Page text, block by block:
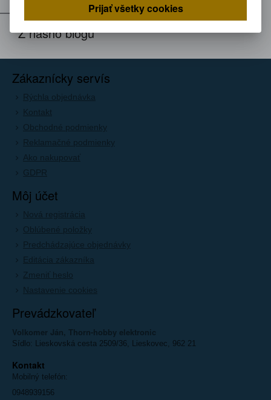
Z nášho blogu
Zákaznícky servís
Rýchla objednávka
Kontakt
Obchodné podmienky
Reklamačné podmienky
Ako nakupovať
GDPR
Môj účet
Nová registrácia
Oblúbené položky
Predchádzajúce objednávky
Editácia zákazníka
Zmeniť heslo
Nastavenie cookies
Prevádzkovateľ
Volkomer Ján, Thorn-hobby elektronic
Sídlo: Lieskovská cesta 2509/36, Lieskovec, 962 21
Kontakt
Mobilný telefón:
0948939156
Prijať všetky cookies